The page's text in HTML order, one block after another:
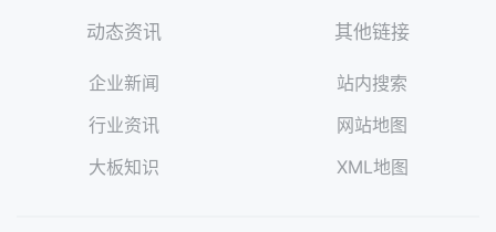
动态资讯
企业新闻
行业资讯
大板知识
其他链接
站内搜索
网站地图
XML地图